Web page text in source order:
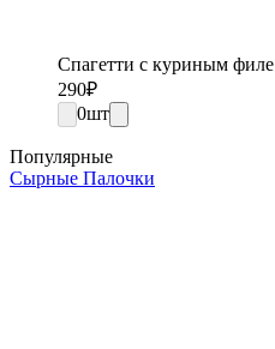
Спагетти с куриным филе
290₽
0шт
Популярные
Сырные Палочки